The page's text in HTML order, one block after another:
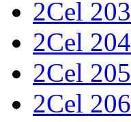
2Cel 203
2Cel 204
2Cel 205
2Cel 206